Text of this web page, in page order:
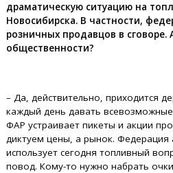
драматическую ситуацию на
Новосибирска. В частности,
розничных продавцов в сговоре.
общественности?
– Да, действительно, приходится
каждый день давать
ФАР устраивает пикеты и акции
диктуем цены, а рынок. Федерация
использует сегодня топливный
повод. Кому-то нужно набрать